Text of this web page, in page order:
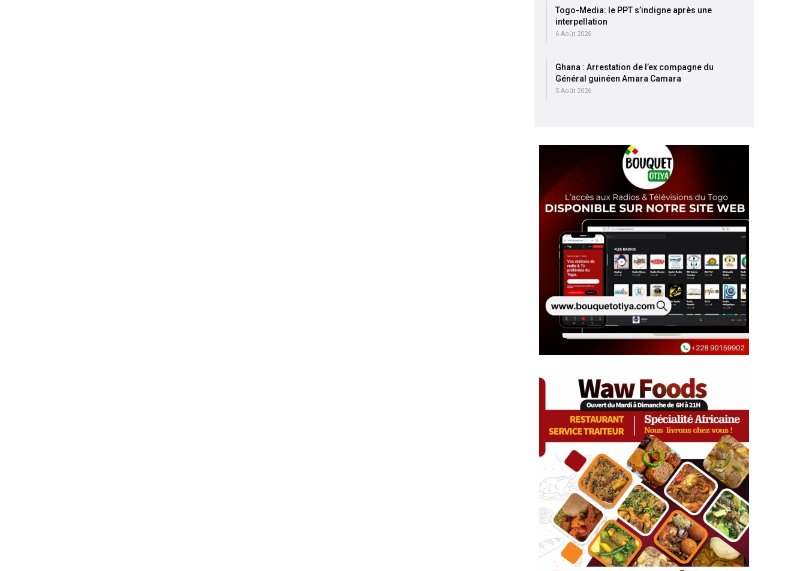
Togo-Media: le PPT s’indigne après une
interpellation
6 Août 2026
Ghana : Arrestation de l’ex compagne du
Général guinéen Amara Camara
5 Août 2026